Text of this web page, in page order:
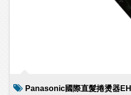
Panasonic國際直髮捲燙器